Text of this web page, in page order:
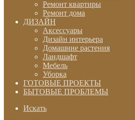
Ремонт квартиры
Ремонт дома
ДИЗАЙН
Аксессуары
Дизайн интерьера
Домашние растения
Ландшафт
Мебель
Уборка
ГОТОВЫЕ ПРОЕКТЫ
БЫТОВЫЕ ПРОБЛЕМЫ
Искать